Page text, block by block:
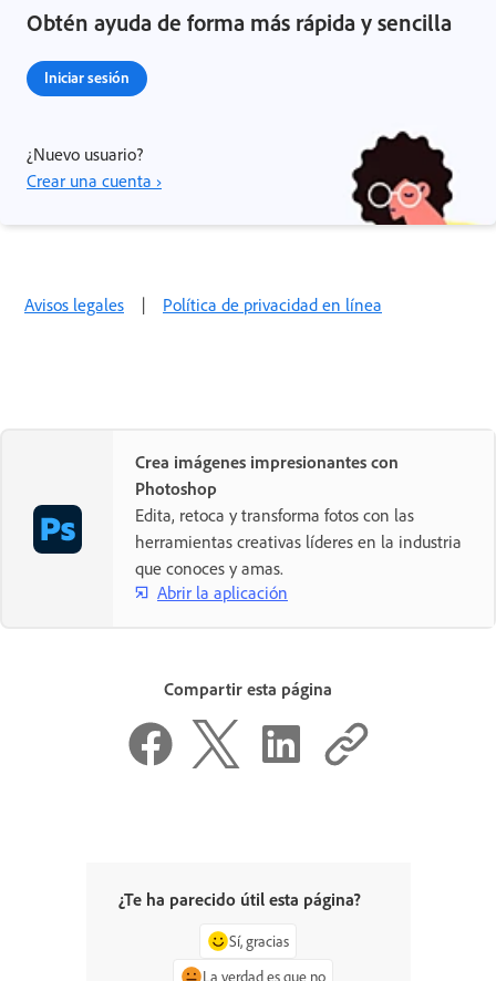
Obtén ayuda de forma más rápida y sencilla
Iniciar sesión
¿Nuevo usuario?
Crear una cuenta ›
Avisos legales | Política de privacidad en línea
Crea imágenes impresionantes con
Photoshop
Edita, retoca y transforma fotos con las
herramientas creativas líderes en la industria
que conoces y amas.
Abrir la aplicación
Compartir esta página
¿Te ha parecido útil esta página?
Sí, gracias
La verdad es que no